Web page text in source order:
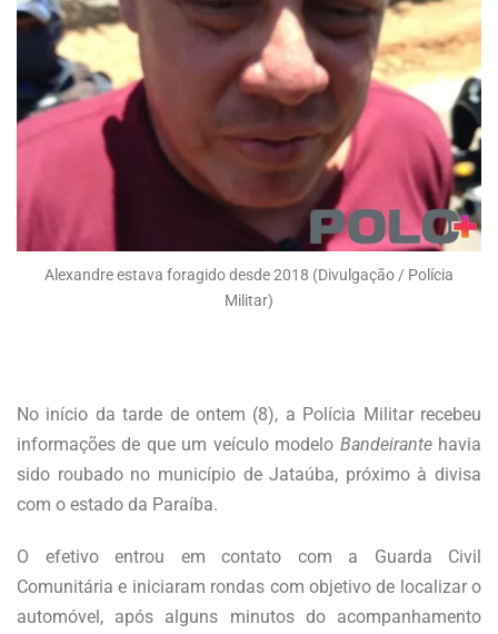
Alexandre estava foragido desde 2018 (Divulgação / Polícia
Militar)
No início da tarde de ontem (8), a Polícia Militar recebeu
informações de que um veículo modelo Bandeirantehavia
sido roubado no município de Jataúba, próximo à divisa
com o estado da Paraíba.
O efetivo entrou em contato com a Guarda Civil
Comunitária e iniciaram rondas com objetivo de localizar o
automóvel, após alguns minutos do acompanhamento